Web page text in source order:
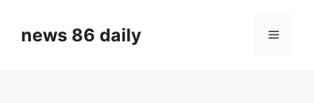
contentnews 86 daily Menu